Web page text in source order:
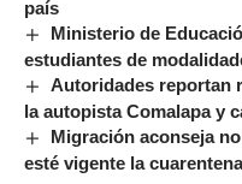
país
Ministerio de
estudiantes de
Autoridades reportan
la autopista Comalapa y
Migración aconseja
esté vigente la